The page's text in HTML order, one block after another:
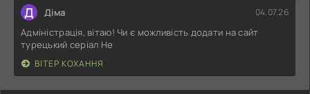
Д Діма 04.07.26
Адміністрація, вітаю! Чи є можливість додати на сайт
турецький серіал Не
ВІТЕР КОХАННЯ